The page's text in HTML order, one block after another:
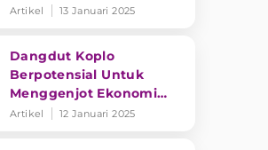
Bekasi di Interaksi Space
Artikel 13 Januari 2025
Dangdut Koplo
Berpotensial Untuk
Menggenjot Ekonomi
Kreatif di Indonesia
Artikel 12 Januari 2025